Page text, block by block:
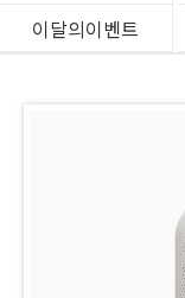
이달의이벤트